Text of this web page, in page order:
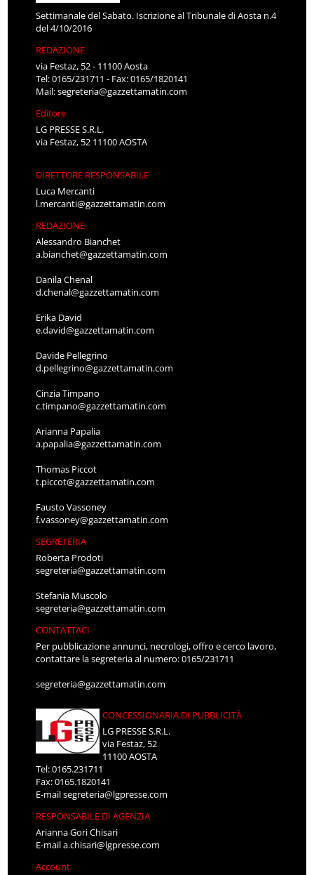
Settimanale del Sabato. Iscrizione al Tribunale di Aosta n.4
del 4/10/2016
REDAZIONE
via Festaz, 52 - 11100 Aosta
Tel: 0165/231711 - Fax: 0165/1820141
Mail:segreteria@gazzettamatin.com
Editore
LG PRESSE S.R.L.
via Festaz, 52 11100 AOSTA
DIRETTORE RESPONSABILE
Luca Mercanti
l.mercanti@gazzettamatin.com
REDAZIONE
Alessandro Bianchet
a.bianchet@gazzettamatin.com
Danila Chenal
d.chenal@gazzettamatin.com
Erika David
e.david@gazzettamatin.com
Davide Pellegrino
d.pellegrino@gazzettamatin.com
Cinzia Timpano
c.timpano@gazzettamatin.com
Arianna Papalia
a.papalia@gazzettamatin.com
Thomas Piccot
t.piccot@gazzettamatin.com
Fausto Vassoney
f.vassoney@gazzettamatin.com
SEGRETERIA
Roberta Prodoti
segreteria@gazzettamatin.com
Stefania Muscolo
segreteria@gazzettamatin.com
CONTATTACI
Per pubblicazione annunci, necrologi, offro e cerco lavoro,
contattare la segreteria al numero: 0165/231711
segreteria@gazzettamatin.com
CONCESSIONARIA DI PUBBLICITÀ
LG PRESSE S.R.L.
via Festaz, 52
11100 AOSTA
Tel: 0165.231711
Fax: 0165.1820141
E-mailsegreteria@lgpresse.com
RESPONSABILE DI AGENZIA
Arianna Gori Chisari
E-maila.chisari@lgpresse.com
Account